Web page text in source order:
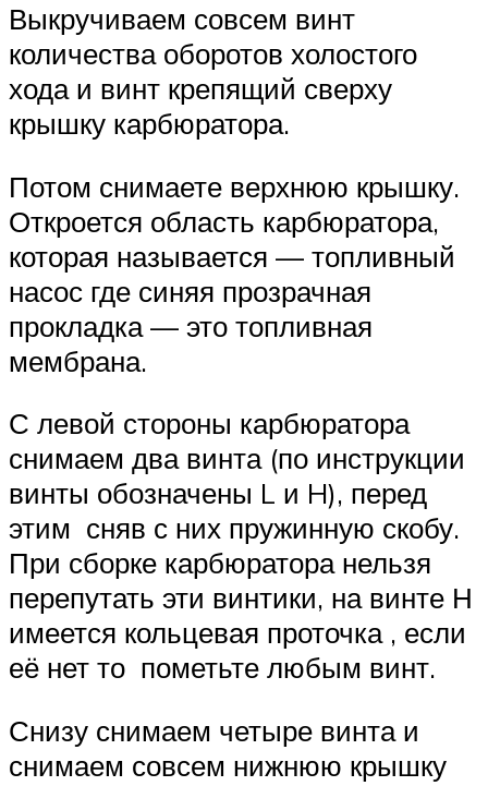
Выкручиваем совсем винт
количества оборотов холостого
хода и винт крепящий сверху
крышку карбюратора.
Потом снимаете верхнюю крышку.
Откроется область карбюратора,
которая называется — топливный
насос где синяя прозрачная
прокладка — это топливная
мембрана.
С левой стороны карбюратора
снимаем два винта (по инструкции
винты обозначены L и H), перед
этим сняв с них пружинную скобу.
При сборке карбюратора нельзя
перепутать эти винтики, на винте Н
имеется кольцевая проточка , если
её нет то пометьте любым винт.
Снизу снимаем четыре винта и
снимаем совсем нижнюю крышку